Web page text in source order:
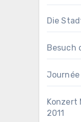
Die
Besuch
Journée
Konzert
2011